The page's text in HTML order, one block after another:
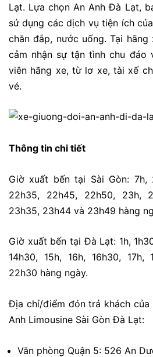
Lạt. Lựa chọn An Anh Đà Lạt,
sử dụng các dịch vụ tiện ích
chăn đắp, nước uống. Tại
cảm nhận sự tận tình chu đáo
viên hãng xe, từ lơ xe, tài xế
vé.
Thông tin chi tiết
Giờ xuất bến tại Sài Gòn: 7h,
22h35, 22h45, 22h50, 23h,
23h35, 23h44 và 23h49 hàng
Giờ xuất bến tại Đà Lạt: 1h,
14h30, 15h, 16h, 16h30, 17h,
22h30 hàng ngày.
Địa chỉ/điểm đón trả khách
Anh Limousine Sài Gòn Đà Lạt:
Văn phòng Quận 5: 526 An